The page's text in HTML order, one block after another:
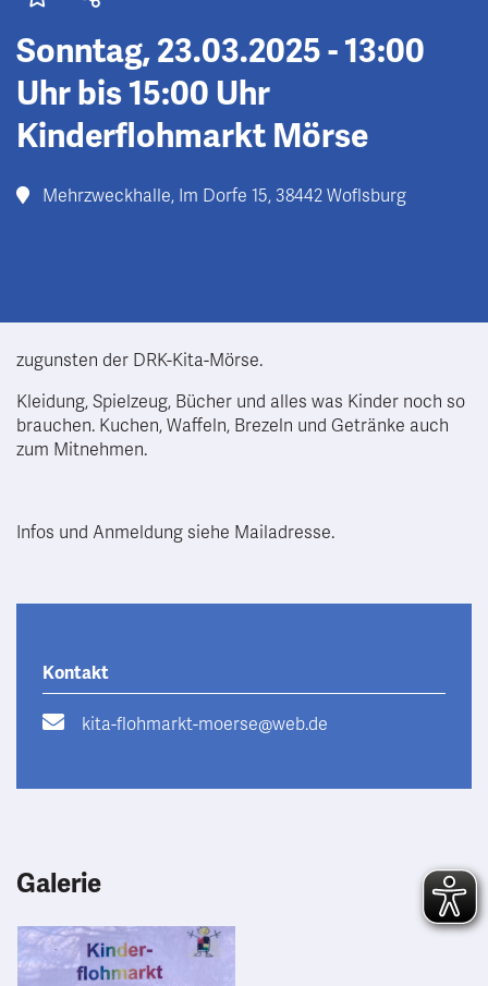
Sonntag, 23.03.2025 - 13:00
Uhr bis 15:00 Uhr
Kinderflohmarkt Mörse
Mehrzweckhalle, Im Dorfe 15, 38442 Woflsburg
zugunsten der DRK-Kita-Mörse.
Kleidung, Spielzeug, Bücher und alles was Kinder noch so
brauchen. Kuchen, Waffeln, Brezeln und Getränke auch
zum Mitnehmen.
Infos und Anmeldung siehe Mailadresse.
Kontakt
kita-flohmarkt-moerse@web.de
Galerie